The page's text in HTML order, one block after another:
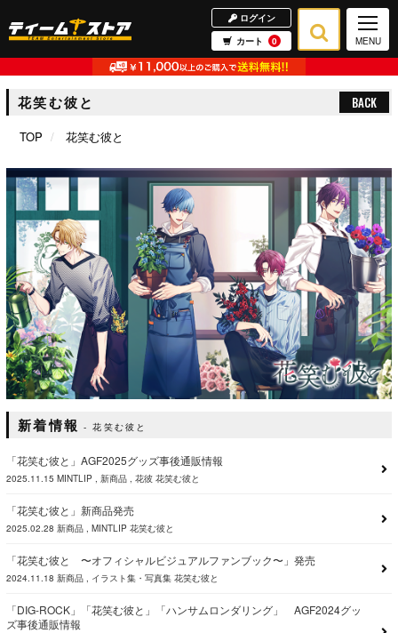
ログイン
カート
0 MENU
花笑む彼と BACK
TOP 花笑む彼と
新着情報 花笑む彼と
「花笑む彼と」AGF2025グッズ事後通販情報
2025.11.15 MINTLIP 新商品 花彼 花笑む彼と
「花笑む彼と」新商品発売
2025.02.28 新商品 MINTLIP 花笑む彼と
「花笑む彼と 〜オフィシャルビジュアルファンブック〜」発売
2024.11.18 新商品 イラスト集・写真集 花笑む彼と
「DIG-ROCK」「花笑む彼と」「ハンサムロンダリング」 AGF2024グッ
ズ事後通販情報